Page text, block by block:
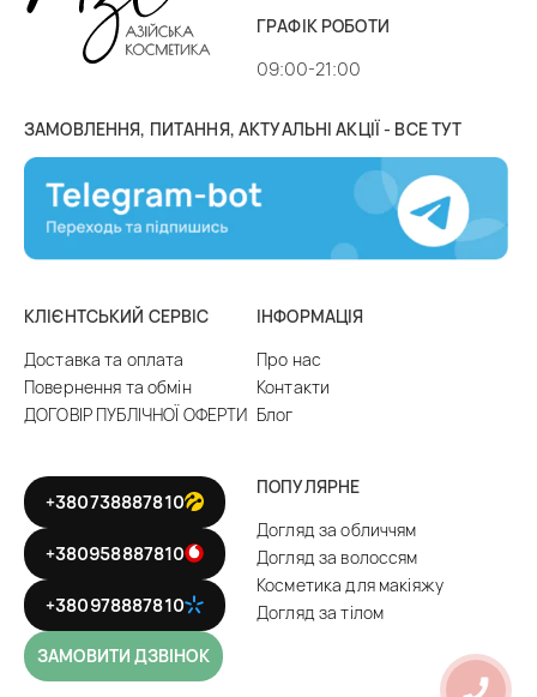
ГРАФІК РОБОТИ
09:00-21:00
ЗАМОВЛЕННЯ, ПИТАННЯ, АКТУАЛЬНІ АКЦІЇ - ВСЕ ТУТ
КЛІЄНТСЬКИЙ СЕРВІС
Доставка та оплата
Повернення та обмін
ДОГОВІР ПУБЛІЧНОЇ ОФЕРТИ
ІНФОРМАЦІЯ
Про нас
Контакти
Блог
+380738887810
+380958887810
+380978887810
ЗАМОВИТИ ДЗВІНОК
ПОПУЛЯРНЕ
Догляд за обличчям
Догляд за волоссям
Косметика для макіяжу
Догляд за тілом